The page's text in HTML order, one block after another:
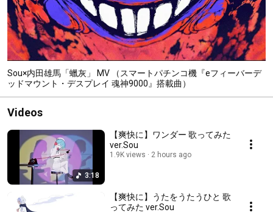
Sou×内田雄馬「蠟灰」 MV （スマートパチンコ機『eフィーバーデ
ッドマウント・デスプレイ 魂神9000』搭載曲）
Videos
3:18
【爽快に】ワンダー 歌ってみた
ver.Sou
1.9K views 2 hours ago
【爽快に】うたをうたうひと 歌
ってみた ver.Sou